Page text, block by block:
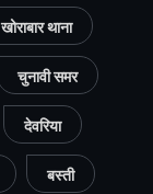
खोराबार थाना
चुनावी समर
देवरिया
बस्ती